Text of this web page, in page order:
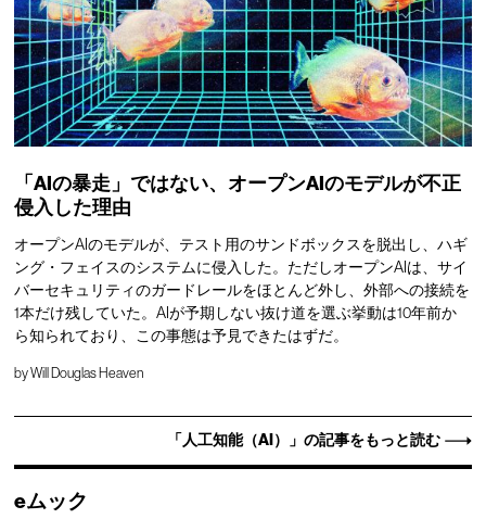
「AIの暴走」ではない、オープンAIのモデルが不正
侵入した理由
オープンAIのモデルが、テスト用のサンドボックスを脱出し、ハギ
ング・フェイスのシステムに侵入した。ただしオープンAIは、サイ
バーセキュリティのガードレールをほとんど外し、外部への接続を
1本だけ残していた。AIが予期しない抜け道を選ぶ挙動は10年前か
ら知られており、この事態は予見できたはずだ。
byWill Douglas Heaven
「人工知能（AI）」の記事をもっと読む
eムック